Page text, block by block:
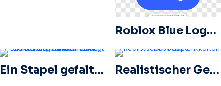
Roblox Blue Logo App Icon – Hochwertiges kostenloses PNG
Ein Stapel gefalteter bunter Decken und Handtücher liegt ordentlich auf dem Tisch Realistischer Geschenkkarton aus Pappe